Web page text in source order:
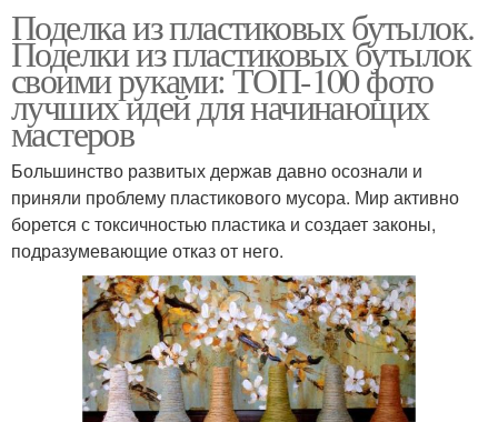
Поделка из пластиковых бутылок.
Поделки из пластиковых бутылок
своими руками: ТОП-100 фото
лучших идей для начинающих
мастеров
Большинство развитых держав давно осознали и
приняли проблему пластикового мусора. Мир активно
борется с токсичностью пластика и создает законы,
подразумевающие отказ от него.